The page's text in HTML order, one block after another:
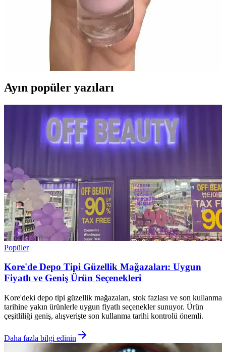
Note Cosmetics Nail Flawless Oje 03 Dried Rose
Pembe Renkli Güvenli ve Parlak Tırnak Kozmetiği
Note Cosmetics Nail Flawless Oje 03 Dried Rose, parlak, doğal
pembe tonu ve hızlı kuruma özelliğiyle günlük ve özel kullanım için
ideal, sağlıklı içerikli şık bir tırnak kozmetiği.
Ayın popüler yazıları
Popüler
Kore'de Depo Tipi Güzellik Mağazaları: Uygun
Fiyatlı ve Geniş Ürün Seçenekleri
Kore'deki depo tipi güzellik mağazaları, stok fazlası ve son kullanma
tarihine yakın ürünlerle uygun fiyatlı seçenekler sunuyor. Ürün
çeşitliliği geniş, alışverişte son kullanma tarihi kontrolü önemli.
Daha fazla bilgi edinin